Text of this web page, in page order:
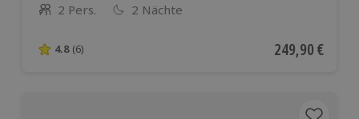
Anzahl der Teilnehmer
2 Pers. 2 Nächte
4.8 von 5 Sternen basierend auf 6 Bewertungen
4.8 (6) Aktueller Preis
249,90 €